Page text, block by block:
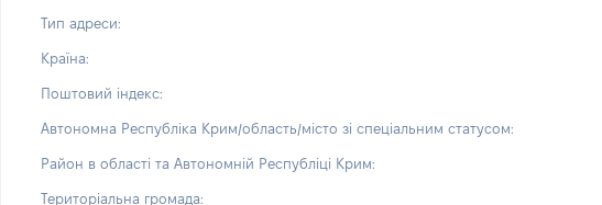
Тип адреси:
Країна:
Поштовий індекс:
Автономна Республіка Крим/область/місто зі спеціальним статусом:
Район в області та Автономній Республіці Крим:
Територіальна громада: